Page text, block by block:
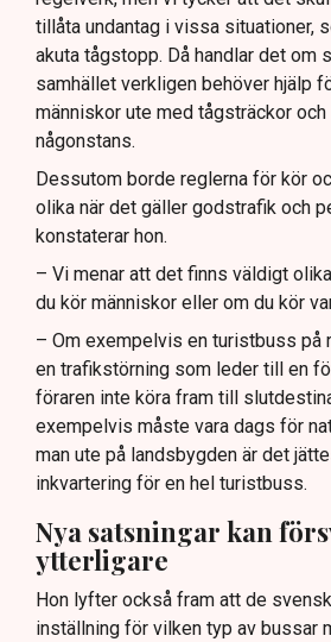
tillåta undantag i vissa situationer,
akuta tågstopp. Då handlar det om
samhället verkligen behöver hjälp
människor ute med tågsträckor
någonstans.
Dessutom borde reglerna för kör
olika när det gäller godstrafik och
konstaterar hon.
– Vi menar att det finns väldigt
du kör människor eller om du kör
– Om exempelvis en turistbuss på
en trafikstörning som leder till en
föraren inte köra fram till
exempelvis måste vara dags för
man ute på landsbygden är det
inkvartering för en hel turistbuss.
Nya satsningar kan
ytterligare
Hon lyfter också fram att de
inställning för vilken typ av bussar